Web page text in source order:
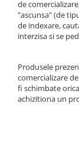
1.5.9. Chiulasa
1.5.10.
1.6.1.
1.6.2. Alternatoare
de
"ascunsa" (de
de indexare,
interzisa si se
Produsele
comercializare
fi schimbate
achizitiona un